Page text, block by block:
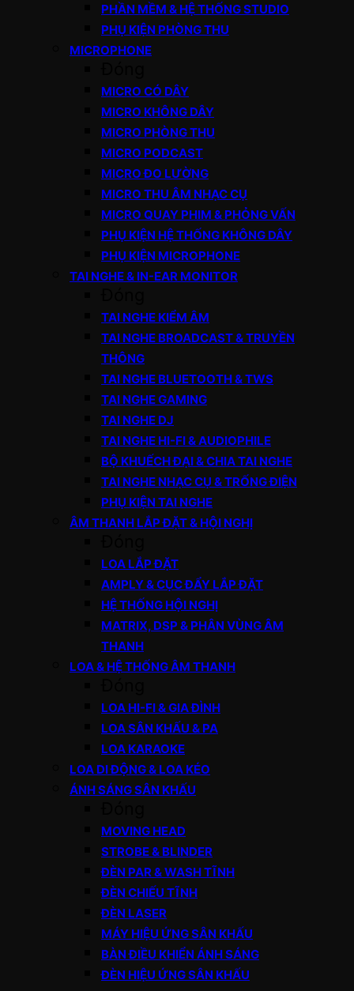
PHẦN MỀM & HỆ THỐNG STUDIO
PHỤ KIỆN PHÒNG THU
MICROPHONE
MICRO CÓ DÂY
MICRO KHÔNG DÂY
MICRO PHÒNG THU
MICRO PODCAST
MICRO ĐO LƯỜNG
MICRO THU ÂM NHẠC CỤ
MICRO QUAY PHIM & PHỎNG VẤN
PHỤ KIỆN HỆ THỐNG KHÔNG DÂY
PHỤ KIỆN MICROPHONE
TAI NGHE & IN-EAR MONITOR
TAI NGHE KIỂM ÂM
TAI NGHE BROADCAST & TRUYỀN
THÔNG
TAI NGHE BLUETOOTH & TWS
TAI NGHE GAMING
TAI NGHE DJ
TAI NGHE HI-FI & AUDIOPHILE
BỘ KHUẾCH ĐẠI & CHIA TAI NGHE
TAI NGHE NHẠC CỤ & TRỐNG ĐIỆN
PHỤ KIỆN TAI NGHE
ÂM THANH LẮP ĐẶT & HỘI NGHỊ
LOA LẮP ĐẶT
AMPLY & CỤC ĐẨY LẮP ĐẶT
HỆ THỐNG HỘI NGHỊ
MATRIX, DSP & PHÂN VÙNG ÂM
THANH
LOA & HỆ THỐNG ÂM THANH
LOA HI-FI & GIA ĐÌNH
LOA SÂN KHẤU & PA
LOA KARAOKE
LOA DI ĐỘNG & LOA KÉO
ÁNH SÁNG SÂN KHẤU
MOVING HEAD
STROBE & BLINDER
ĐÈN PAR & WASH TĨNH
ĐÈN CHIẾU TĨNH
ĐÈN LASER
MÁY HIỆU ỨNG SÂN KHẤU
BÀN ĐIỀU KHIỂN ÁNH SÁNG
ĐÈN HIỆU ỨNG SÂN KHẤU